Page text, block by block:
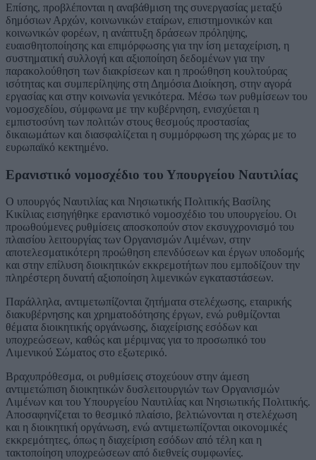
Επίσης, προβλέπονται η αναβάθμιση της συνεργασίας μεταξύ
δημόσιων Αρχών, κοινωνικών εταίρων, επιστημονικών και
κοινωνικών φορέων, η ανάπτυξη δράσεων πρόληψης,
ευαισθητοποίησης και επιμόρφωσης για την ίση μεταχείριση, η
συστηματική συλλογή και αξιοποίηση δεδομένων για την
παρακολούθηση των διακρίσεων και η προώθηση κουλτούρας
ισότητας και συμπερίληψης στη Δημόσια Διοίκηση, στην αγορά
εργασίας και στην κοινωνία γενικότερα. Μέσω των ρυθμίσεων του
νομοσχεδίου, σύμφωνα με την κυβέρνηση, ενισχύεται η
εμπιστοσύνη των πολιτών στους θεσμούς προστασίας
δικαιωμάτων και διασφαλίζεται η συμμόρφωση της χώρας με το
ευρωπαϊκό κεκτημένο.
Ερανιστικό νομοσχέδιο του Υπουργείου Ναυτιλίας
Ο υπουργός Ναυτιλίας και Νησιωτικής Πολιτικής Βασίλης
Κικίλιας εισηγήθηκε ερανιστικό νομοσχέδιο του υπουργείου. Οι
προωθούμενες ρυθμίσεις αποσκοπούν στον εκσυγχρονισμό του
πλαισίου λειτουργίας των Οργανισμών Λιμένων, στην
αποτελεσματικότερη προώθηση επενδύσεων και έργων υποδομής
και στην επίλυση διοικητικών εκκρεμοτήτων που εμποδίζουν την
πληρέστερη δυνατή αξιοποίηση λιμενικών εγκαταστάσεων.
Παράλληλα, αντιμετωπίζονται ζητήματα στελέχωσης, εταιρικής
διακυβέρνησης και χρηματοδότησης έργων, ενώ ρυθμίζονται
θέματα διοικητικής οργάνωσης, διαχείρισης εσόδων και
υποχρεώσεων, καθώς και μέριμνας για το προσωπικό του
Λιμενικού Σώματος στο εξωτερικό.
Βραχυπρόθεσμα, οι ρυθμίσεις στοχεύουν στην άμεση
αντιμετώπιση διοικητικών δυσλειτουργιών των Οργανισμών
Λιμένων και του Υπουργείου Ναυτιλίας και Νησιωτικής Πολιτικής.
Αποσαφηνίζεται το θεσμικό πλαίσιο, βελτιώνονται η στελέχωση
και η διοικητική οργάνωση, ενώ αντιμετωπίζονται οικονομικές
εκκρεμότητες, όπως η διαχείριση εσόδων από τέλη και η
τακτοποίηση υποχρεώσεων από διεθνείς συμφωνίες.